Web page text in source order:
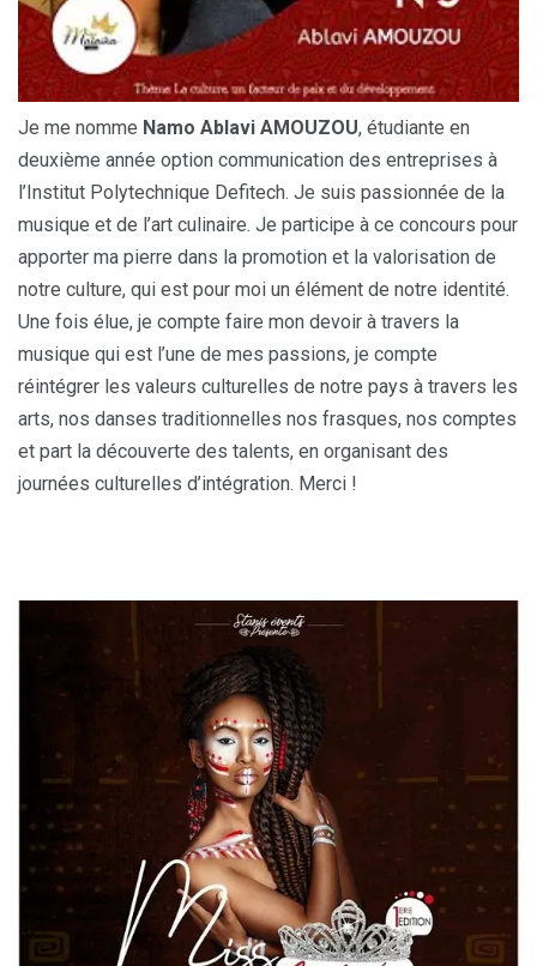
Je me nomme Namo Ablavi AMOUZOU, étudiante en
deuxième année option communication des entreprises à
l’Institut Polytechnique Defitech. Je suis passionnée de la
musique et de l’art culinaire. Je participe à ce concours pour
apporter ma pierre dans la promotion et la valorisation de
notre culture, qui est pour moi un élément de notre identité.
Une fois élue, je compte faire mon devoir à travers la
musique qui est l’une de mes passions, je compte
réintégrer les valeurs culturelles de notre pays à travers les
arts, nos danses traditionnelles nos frasques, nos comptes
et part la découverte des talents, en organisant des
journées culturelles d’intégration. Merci !